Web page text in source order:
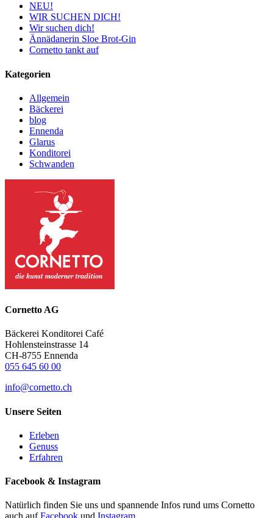
NEU!
WIR SUCHEN DICH!
Wir suchen dich!
Ännädanerin Sloe Brot-Gin
Cornetto tankt auf
Kategorien
Allgemein
Bäckerei
blog
Ennenda
Glarus
Konditorei
Schwanden
Cornetto AG
Bäckerei Konditorei Café
Hohlensteinstrasse 14
CH-8755 Ennenda
055 645 60 00
info@cornetto.ch
Unsere Seiten
Erleben
Genuss
Erfahren
Facebook & Instagram
Natürlich finden Sie uns und spannende Infos rund ums Cornetto